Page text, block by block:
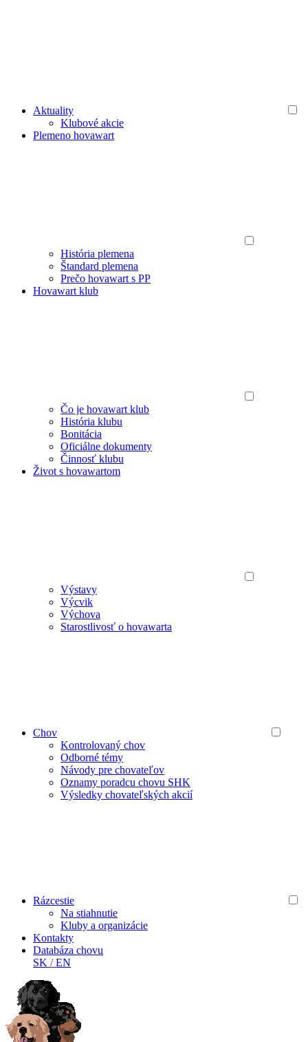
Aktuality
Klubové akcie
Plemeno hovawart
História plemena
Štandard plemena
Prečo hovawart s PP
Hovawart klub
Čo je hovawart klub
História klubu
Bonitácia
Oficiálne dokumenty
Činnosť klubu
Život s hovawartom
Výstavy
Výcvik
Výchova
Starostlivosť o hovawarta
Chov
Kontrolovaný chov
Odborné témy
Návody pre chovateľov
Oznamy poradcu chovu SHK
Výsledky chovateľských akcií
Rázcestie
Na stiahnutie
Kluby a organizácie
Kontakty
Databáza chovu
SK /EN